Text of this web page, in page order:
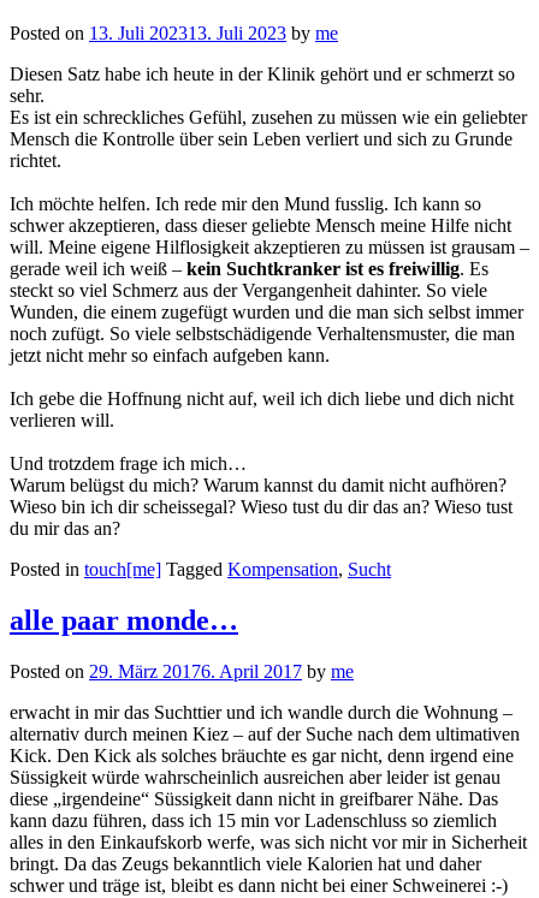
Posted on 13. Juli 202313. Juli 2023 by me
Diesen Satz habe ich heute in der Klinik gehört und er schmerzt so
sehr.
Es ist ein schreckliches Gefühl, zusehen zu müssen wie ein geliebter
Mensch die Kontrolle über sein Leben verliert und sich zu Grunde
richtet.
Ich möchte helfen. Ich rede mir den Mund fusslig. Ich kann so
schwer akzeptieren, dass dieser geliebte Mensch meine Hilfe nicht
will. Meine eigene Hilflosigkeit akzeptieren zu müssen ist grausam –
gerade weil ich weiß – kein Suchtkranker ist es freiwillig. Es
steckt so viel Schmerz aus der Vergangenheit dahinter. So viele
Wunden, die einem zugefügt wurden und die man sich selbst immer
noch zufügt. So viele selbstschädigende Verhaltensmuster, die man
jetzt nicht mehr so einfach aufgeben kann.
Ich gebe die Hoffnung nicht auf, weil ich dich liebe und dich nicht
verlieren will.
Und trotzdem frage ich mich…
Warum belügst du mich? Warum kannst du damit nicht aufhören?
Wieso bin ich dir scheissegal? Wieso tust du dir das an? Wieso tust
du mir das an?
Posted in touch[me] Tagged Kompensation, Sucht
alle paar monde…
Posted on 29. März 20176. April 2017 by me
erwacht in mir das Suchttier und ich wandle durch die Wohnung –
alternativ durch meinen Kiez – auf der Suche nach dem ultimativen
Kick. Den Kick als solches bräuchte es gar nicht, denn irgend eine
Süssigkeit würde wahrscheinlich ausreichen aber leider ist genau
diese „irgendeine“ Süssigkeit dann nicht in greifbarer Nähe. Das
kann dazu führen, dass ich 15 min vor Ladenschluss so ziemlich
alles in den Einkaufskorb werfe, was sich nicht vor mir in Sicherheit
bringt. Da das Zeugs bekanntlich viele Kalorien hat und daher
schwer und träge ist, bleibt es dann nicht bei einer Schweinerei :-)